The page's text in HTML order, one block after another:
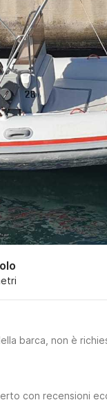
barca, non è
con recensioni